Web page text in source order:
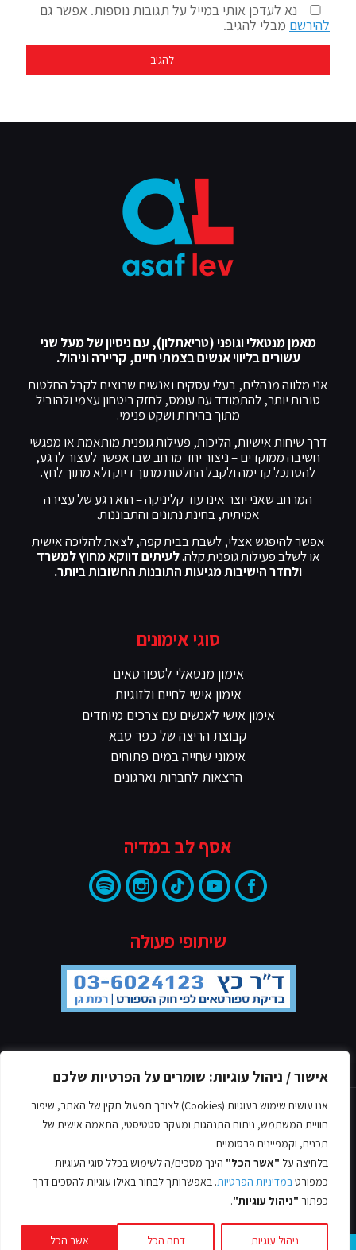
אישור / ניהול עוגיות: שומרים על הפרטיות שלכם
אנו עושים שימוש בעוגיות (Cookies) לצורך תפעול תקין של האתר, שיפור
חוויית המשתמש, ניתוח התנהגות ומעקב סטטיסטי, התאמה אישית של
תכנים, וקמפיינים פרסומיים.
בלחיצה על "אשר הכל" הינך מסכים/ה לשימוש בכלל סוגי העוגיות
כמפורטבמדיניות הפרטיות. באפשרותך לבחור באילו עוגיות להסכים דרך
כפתור "ניהול עוגיות".
ניהול עוגיות דחה הכל אשר הכל
נא לעדכן אותי במייל על תגובות נוספות. אפשר גם
להירשם מבלי להגיב.
מאמן מנטאלי וגופני (טריאתלון), עם ניסיון של מעל שני
עשורים בליווי אנשים בצמתי חיים, קריירה וניהול.
אני מלווה מנהלים, בעלי עסקים ואנשים שרוצים לקבל החלטות
טובות יותר, להתמודד עם עומס, לחזק ביטחון עצמי ולהוביל
מתוך בהירות ושקט פנימי.
דרך שיחות אישיות, הליכות, פעילות גופנית מותאמת או מפגשי
חשיבה ממוקדים – ניצור יחד מרחב שבו אפשר לעצור לרגע,
להסתכל קדימה ולקבל החלטות מתוך דיוק ולא מתוך לחץ.
המרחב שאני יוצר אינו עוד קליניקה – הוא רגע של עצירה
אמיתית, בחינת נתונים והתבוננות.
אפשר להיפגש אצלי, לשבת בבית קפה, לצאת להליכה אישית
או לשלב פעילות גופנית קלה.לעיתים דווקא מחוץ למשרד
ולחדר הישיבות מגיעות התובנות החשובות ביותר.
סוגי אימונים
אימון מנטאלי לספורטאים
אימון אישי לחיים ולזוגיות
אימון אישי לאנשים עם צרכים מיוחדים
קבוצת הריצה של כפר סבא
אימוני שחייה במים פתוחים
הרצאות לחברות וארגונים
אסף לב במדיה
שיתופי פעולה
מדיניות הפרטיות
© כל הזכויות שמורות אסף לב, 2022
עיצוב ובניית אתרים -